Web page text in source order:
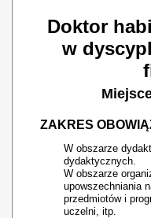
Doktor
w
ZAKRES
W obszarze
dydaktycznych.
W obszarze
upowszechniania
przedmiotów i
uczelni, itp.